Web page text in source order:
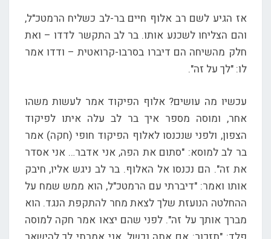
אז הגיע לשם רב אלוף חיים בר-לב כשליח הרמטכ"ל,
והם הצליחו לשכנע אותו. בר לב התקשר לדדו – ואת
חלק מהשיחה הם דיברו בסרבו-קרואטית – ודדו אמר
לו: "לך על זה".
עכשיו מה עושים? אלוף הפיקוד אמר לעשות משהו
אחר, ומוסה מספר איך בר לב עלה איתו לפיקוד
הצפון, ולפני שנכנסו לאלוף הפיקוד חופי (חקה) אמר
בר לב למוסא: "סתום את הפה, אני אדבר… אני אסדר
את זה". הם נכנסו אל האלוף. בר לב ניגש אליו, חיבק
אותו ואמר: "דיברתי עם הרמטכ"ל, הוא ממש שמח על
ההחלטה הנועזת שלך לצאת מחר להתקפת הנגד. הוא
מברך אותך על זה". לפני שהם יצאו אמר חקה למוסה